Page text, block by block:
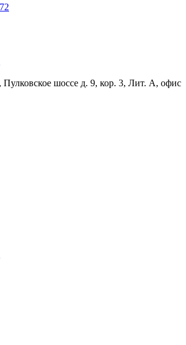
Пулковское шоссе д. 9, кор. 3, Лит. А, офис